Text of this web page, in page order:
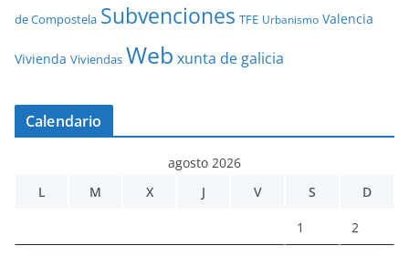
de Compostela Subvenciones TFE Urbanismo Valencia
Vivienda Viviendas Web xunta de galicia
Calendario
agosto 2026
L
M X J V S D
1 2